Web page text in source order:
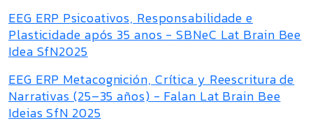
EEG ERP Psicoativos, Responsabilidade e
Plasticidade após 35 anos - SBNeC Lat Brain Bee
Idea SfN2025
EEG ERP Metacognición, Crítica y Reescritura de
Narrativas (25–35 años) - Falan Lat Brain Bee
Ideias SfN 2025